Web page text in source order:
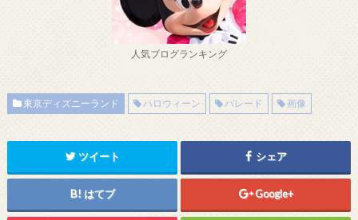
人気ブログランキング
東京ディズニーランド ハロウィーン パレード 画像
ツイート シェア
はてブ Google+